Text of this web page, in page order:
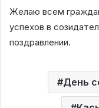
Желаю всем
успехов в
поздравлении.
День